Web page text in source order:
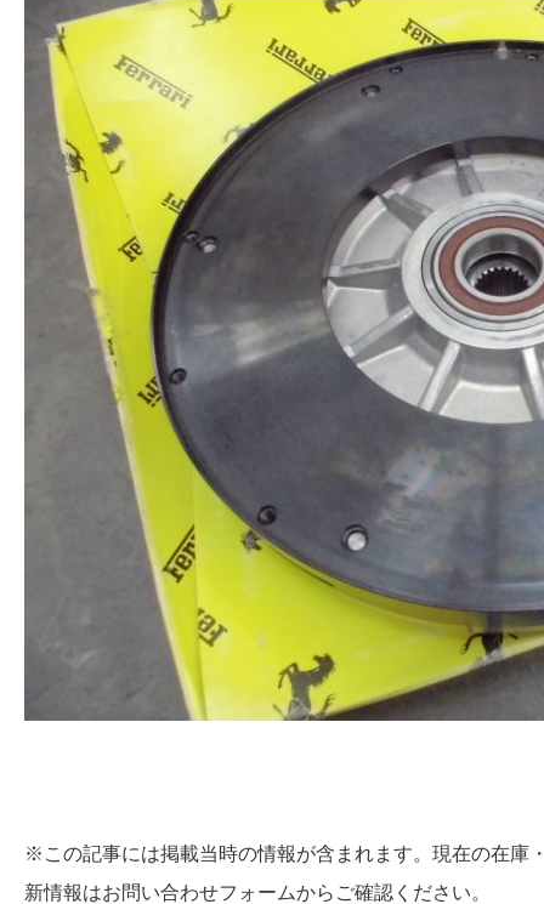
※この記事には掲載当時の情報が含まれます。現在の在庫
新情報はお問い合わせフォームからご確認ください。